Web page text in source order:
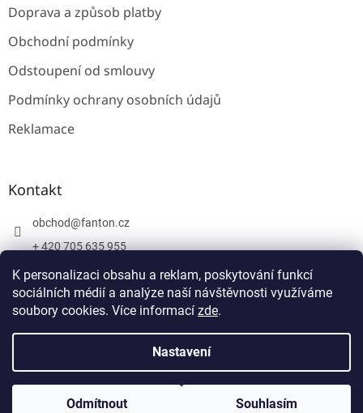
K personalizaci obsahu a reklam, poskytování funkcí
sociálních médií a analýze naší návštěvnosti využíváme
soubory cookies. Více informací zde.
Nastavení
Odmítnout Souhlasím
Doprava a způsob platby
Obchodní podmínky
Odstoupení od smlouvy
Podmínky ochrany osobních údajů
Reklamace
Kontakt
obchod@fanton.cz
+ 420 705 635 955
+ 420 705 635 951
. Všechna práva vyhrazena.